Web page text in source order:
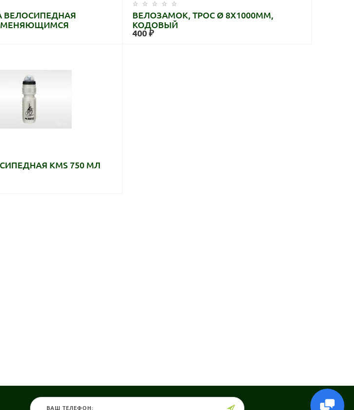
ВЕЛОСИПЕДНАЯ
МЕНЯЮЩИМСЯ
ВЕЛОЗАМОК, ТРОС Ø 8X1000ММ,
КОДОВЫЙ
400 ₽
KMS 750 МЛ